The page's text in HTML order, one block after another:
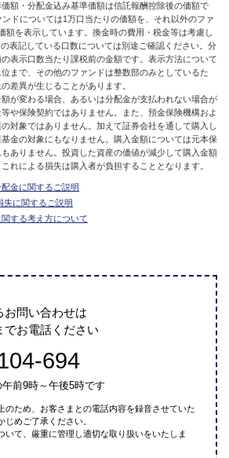
額・分配金込み基準価額は信託報酬控除後の価額で
ドについては1万口当たりの価額を、それ以外のファ
額を表示しています。換金時の費用・税金等は考慮し
表記している口数については別途ご確認ください。分
表示口数当たり課税前の金額です。表示方法について
まで、その他のファンドは整数部のみとしているた
差異が生じることがあります。
が変わる場合、あるいは分配金が支払われない場合が
や保険契約ではありません。また、預金保険機構およ
対象ではありません。加えて証券会社を通して購入し
金の対象にもなりません。購入金額については元本保
ありません。投資した資産の価値が減少して購入金額
れによる損失は購入者が負担することとなります。
金に関するご説明
失に関するご説明
する考え方について
お問い合わせは
でお電話ください
694
前9時～午後5時です
のため、お客さまとの電話内容を録音させていた
めご了承ください。
いて、厳重に管理し適切な取り扱いをいたしま